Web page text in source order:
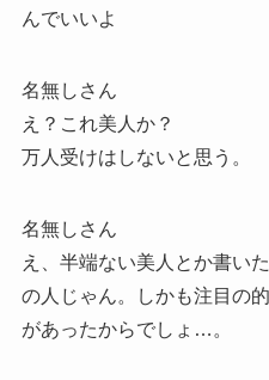
んでいいよ
名無しさん
え？これ美人か？
万人受けはしないと思う。
名無しさん
え、半端ない美人とか書い
の人じゃん。しかも注目の
があったからでしょ…。